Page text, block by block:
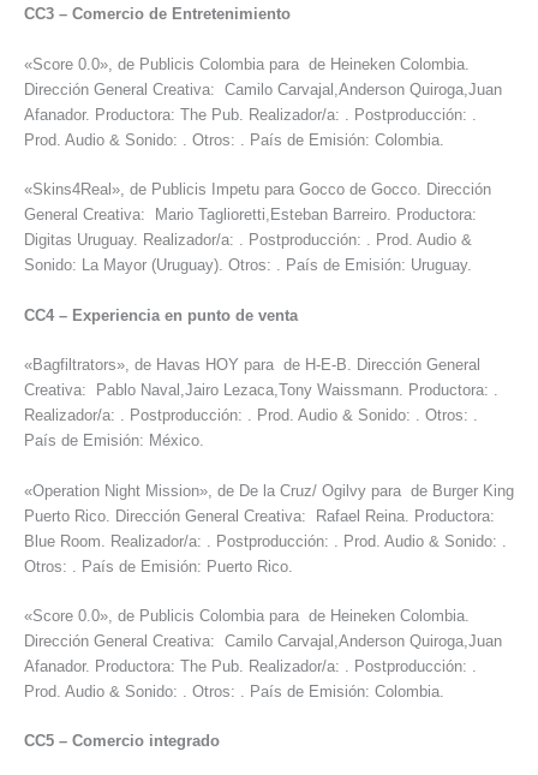
CC3 – Comercio de Entretenimiento
«Score 0.0», de Publicis Colombia para de Heineken Colombia.
Dirección General Creativa: Camilo Carvajal,Anderson Quiroga,Juan
Afanador. Productora: The Pub. Realizador/a: . Postproducción: .
Prod. Audio & Sonido: . Otros: . País de Emisión: Colombia.
«Skins4Real», de Publicis Impetu para Gocco de Gocco. Dirección
General Creativa: Mario Taglioretti,Esteban Barreiro. Productora:
Digitas Uruguay. Realizador/a: . Postproducción: . Prod. Audio &
Sonido: La Mayor (Uruguay). Otros: . País de Emisión: Uruguay.
CC4 – Experiencia en punto de venta
«Bagfiltrators», de Havas HOY para de H-E-B. Dirección General
Creativa: Pablo Naval,Jairo Lezaca,Tony Waissmann. Productora: .
Realizador/a: . Postproducción: . Prod. Audio & Sonido: . Otros: .
País de Emisión: México.
«Operation Night Mission», de De la Cruz/ Ogilvy para de Burger King
Puerto Rico. Dirección General Creativa: Rafael Reina. Productora:
Blue Room. Realizador/a: . Postproducción: . Prod. Audio & Sonido: .
Otros: . País de Emisión: Puerto Rico.
«Score 0.0», de Publicis Colombia para de Heineken Colombia.
Dirección General Creativa: Camilo Carvajal,Anderson Quiroga,Juan
Afanador. Productora: The Pub. Realizador/a: . Postproducción: .
Prod. Audio & Sonido: . Otros: . País de Emisión: Colombia.
CC5 – Comercio integrado